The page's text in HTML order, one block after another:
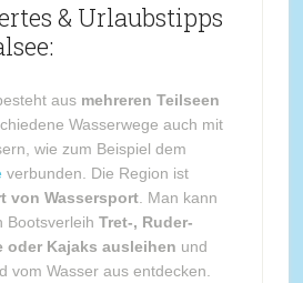
& Urlaubstipps
aus mehreren Teilseen
Wasserwege auch mit
wie zum Beispiel dem
verbunden. Die Region ist
von Wassersport. Man kann
Bootsverleih Tret-, Ruder-
oder Kajaks ausleihen und
vom Wasser aus entdecken.